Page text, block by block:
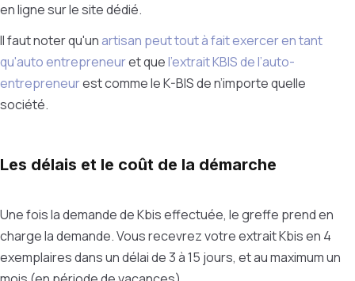
en ligne sur le site dédié.
Il faut noter qu'unartisan peut tout à fait exercer en tant
qu'auto entrepreneuret quel'extrait KBISde l’auto-
entrepreneurest comme le K-BIS de n’importe quelle
société.
Les délais et le coût de la démarche
Une fois la demande de Kbis effectuée, le greffe prend en
charge la demande. Vous recevrez votre extrait Kbis en 4
exemplaires dans un délai de 3 à 15 jours, et au maximum un